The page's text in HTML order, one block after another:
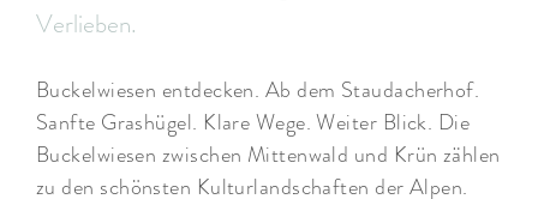
Verlieben.
Buckelwiesen entdecken. Ab dem Staudacherhof.
Sanfte Grashügel. Klare Wege. Weiter Blick. Die
Buckelwiesen zwischen Mittenwald und Krün zählen
zu den schönsten Kulturlandschaften der Alpen.